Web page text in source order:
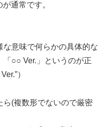
通常です。
な意味で何らかの具体的な
○○ Ver.」というのが正
）
ら(複数形でないので厳密